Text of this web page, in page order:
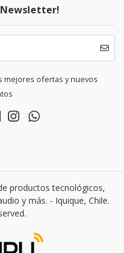
Newsletter!
mejores ofertas y nuevos
productos tecnológicos,
y más. - Iquique, Chile.